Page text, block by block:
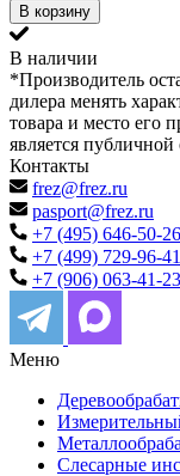
В корзину
В наличии
*Производитель
дилера менять
товара и место его
является публичной
Контакты
frez@frez.ru
pasport@frez.ru
+7 (495) 646-50-26
+7 (499) 729-96-41
+7 (906) 063-41-23
Меню
Слесарные